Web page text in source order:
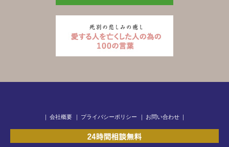
｜ 会社概要 ｜ プライバシーポリシー ｜ お問い合わせ ｜